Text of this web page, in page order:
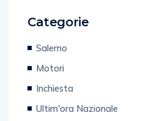
Categorie
Salerno
Motori
Inchiesta
Ultim'ora Nazionale